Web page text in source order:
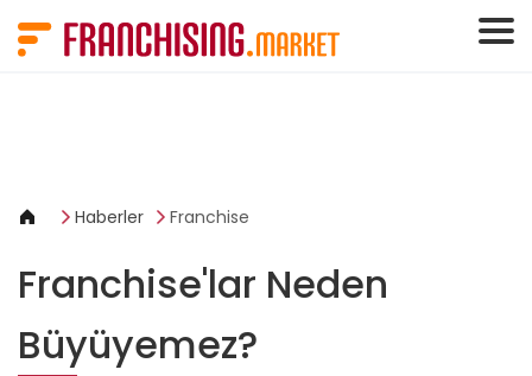
Haberler Franchise
Franchise'lar Neden
Büyüyemez?